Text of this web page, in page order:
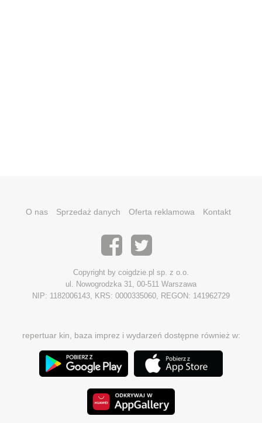
O nas Sprzedaż danych Oferta reklamowa Kontakt
Copyright by coigdzie.pl sp. z o.o.
ul. Nowogrodzka 31, 00-511 Warszawa
NIP: 1182006143, KRS: 0000335060, REGON: 141962729
repertuar kin, baza imprez i wydarzeń dostępne również w: